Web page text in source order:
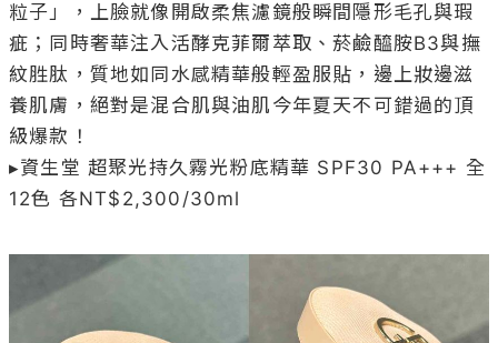
粒子」，上臉就像開啟柔焦濾鏡般瞬間隱形毛孔與瑕
疵；同時奢華注入活酵克菲爾萃取、菸鹼醯胺B3與撫
紋胜肽，質地如同水感精華般輕盈服貼，邊上妝邊滋
養肌膚，絕對是混合肌與油肌今年夏天不可錯過的頂
級爆款！
▸資生堂 超聚光持久霧光粉底精華 SPF30 PA+++ 全
12色 各NT$2,300/30ml